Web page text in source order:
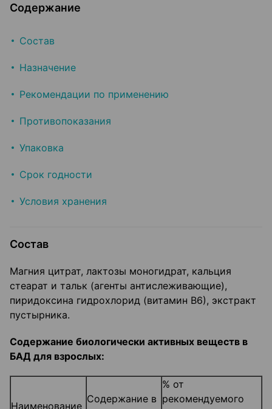
Содержание
Состав
Назначение
Рекомендации по применению
Противопоказания
Упаковка
Срок годности
Условия хранения
Состав
Магния цитрат, лактозы моногидрат, кальция
стеарат и тальк (агенты антислеживающие),
пиридоксина гидрохлорид (витамин В6), экстракт
пустырника.
Содержание биологически активных веществ в
БАД для взрослых:
Наименование
Содержание в
% от
рекомендуемого